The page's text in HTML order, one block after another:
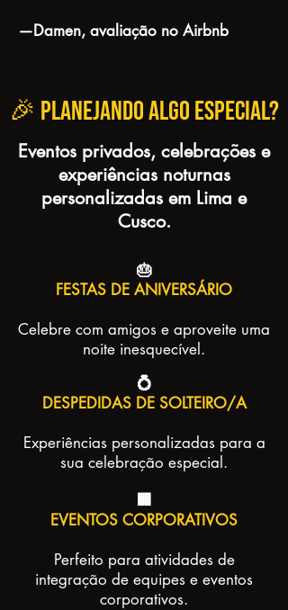
—Damen, avaliação no Airbnb
🎉 Planejando algo especial?
Eventos privados, celebrações e
experiências noturnas
personalizadas em Lima e
Cusco.
🎂
FESTAS DE ANIVERSÁRIO
Celebre com amigos e aproveite uma
noite inesquecível.
💍
DESPEDIDAS DE SOLTEIRO/A
Experiências personalizadas para a
sua celebração especial.
🏢
EVENTOS CORPORATIVOS
Perfeito para atividades de
integração de equipes e eventos
corporativos.